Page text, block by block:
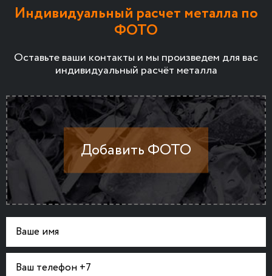
Индивидуальный расчет металла по
ФОТО
Оставьте ваши контакты и мы произведем для вас
индивидуальный расчёт металла